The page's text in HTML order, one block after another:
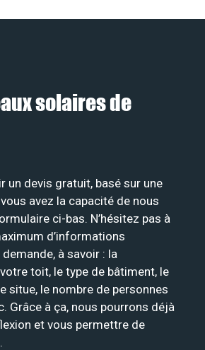
solaires de
un devis gratuit, basé sur une
avez la capacité de nous
ci-bas. N’hésitez pas à
d’informations
à savoir : la
toit, le type de bâtiment, le
situe, le nombre de personnes
Grâce à ça, nous pourrons déjà
et vous permettre de